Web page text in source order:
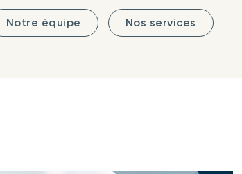
Notre équipe Nos services